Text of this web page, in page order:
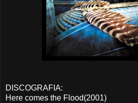
DISCOGRAFIA:
Here comes the Flood(2001)